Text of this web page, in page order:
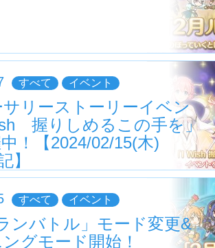
すべて イベント
リーストーリーイベン
握りしめるこの手を」
！【2024/02/15(木)
】
すべて イベント
ンバトル」モード変更&
ングモード開始！